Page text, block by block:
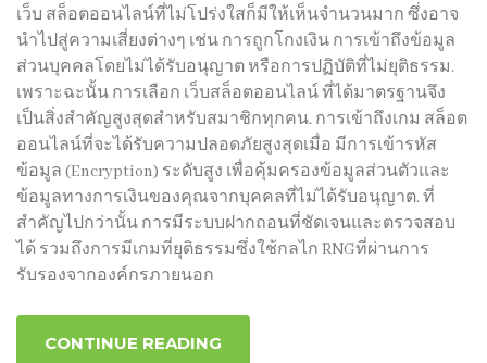
เว็บ สล็อตออนไลน์ที่ไม่โปร่งใสก็มีให้เห็นจำนวนมาก ซึ่งอาจ
นำไปสู่ความเสี่ยงต่างๆ เช่น การถูกโกงเงิน การเข้าถึงข้อมูล
ส่วนบุคคลโดยไม่ได้รับอนุญาต หรือการปฏิบัติที่ไม่ยุติธรรม.
เพราะฉะนั้น การเลือก เว็บสล็อตออนไลน์ ที่ได้มาตรฐานจึง
เป็นสิ่งสำคัญสูงสุดสำหรับสมาชิกทุกคน. การเข้าถึงเกม สล็อต
ออนไลน์ที่จะได้รับความปลอดภัยสูงสุดเมื่อ มีการเข้ารหัส
ข้อมูล (Encryption) ระดับสูง เพื่อคุ้มครองข้อมูลส่วนตัวและ
ข้อมูลทางการเงินของคุณจากบุคคลที่ไม่ได้รับอนุญาต. ที่
สำคัญไปกว่านั้น การมีระบบฝากถอนที่ชัดเจนและตรวจสอบ
ได้ รวมถึงการมีเกมที่ยุติธรรมซึ่งใช้กลไก RNGที่ผ่านการ
รับรองจากองค์กรภายนอก
CONTINUE READING